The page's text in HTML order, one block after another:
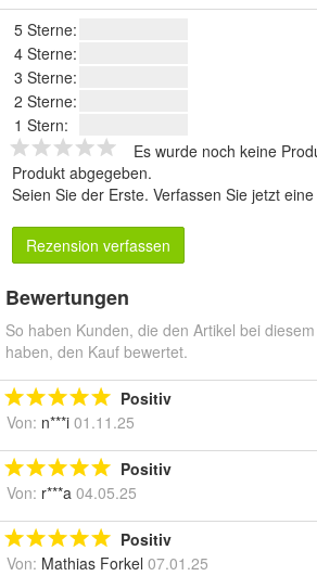
5 Sterne:
4 Sterne:
3 Sterne:
2 Sterne:
1 Stern:
Es wurde noch keine
Produkt abgegeben.
Seien Sie der Erste. Verfassen Sie jetzt
Rezension verfassen
Bewertungen
So haben Kunden, die den Artikel bei
haben, den Kauf bewertet.
Positiv
Von: n***i 01.11.25
Positiv
Von: r***a 04.05.25
Positiv
Von: Mathias Forkel 07.01.25